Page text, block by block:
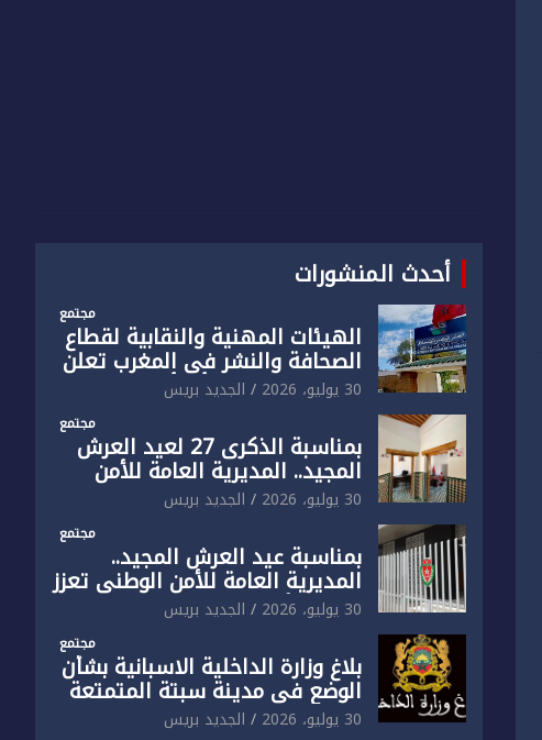
أحدث المنشورات
مجتمع
الهيئات المهنية والنقابية لقطاع
الصحافة والنشر في المغرب تعلن
رفضها القاطع لـ”أي أجندة انتخابية
مُعدة على مقاس سياسي
ومصلحي ضيق”
30 يوليو، 2026 الجديد بريس
مجتمع
بمناسبة الذكرى 27 لعيد العرش
المجيد.. المديرية العامة للأمن
الوطني تفتتح المقر الجديد لفرقة
الشرطة السياحية بفاس
30 يوليو، 2026 الجديد بريس
مجتمع
بمناسبة عيد العرش المجيد..
المديرية العامة للأمن الوطني تعزز
البنية الأمنية بالناظور بإحداث
فرقتين جديدتين
30 يوليو، 2026 الجديد بريس
مجتمع
بلاغ وزارة الداخلية الاسبانية بشأن
الوضع في مدينة سبتة المتمتعة
بالحكم الذاتي
30 يوليو، 2026 الجديد بريس